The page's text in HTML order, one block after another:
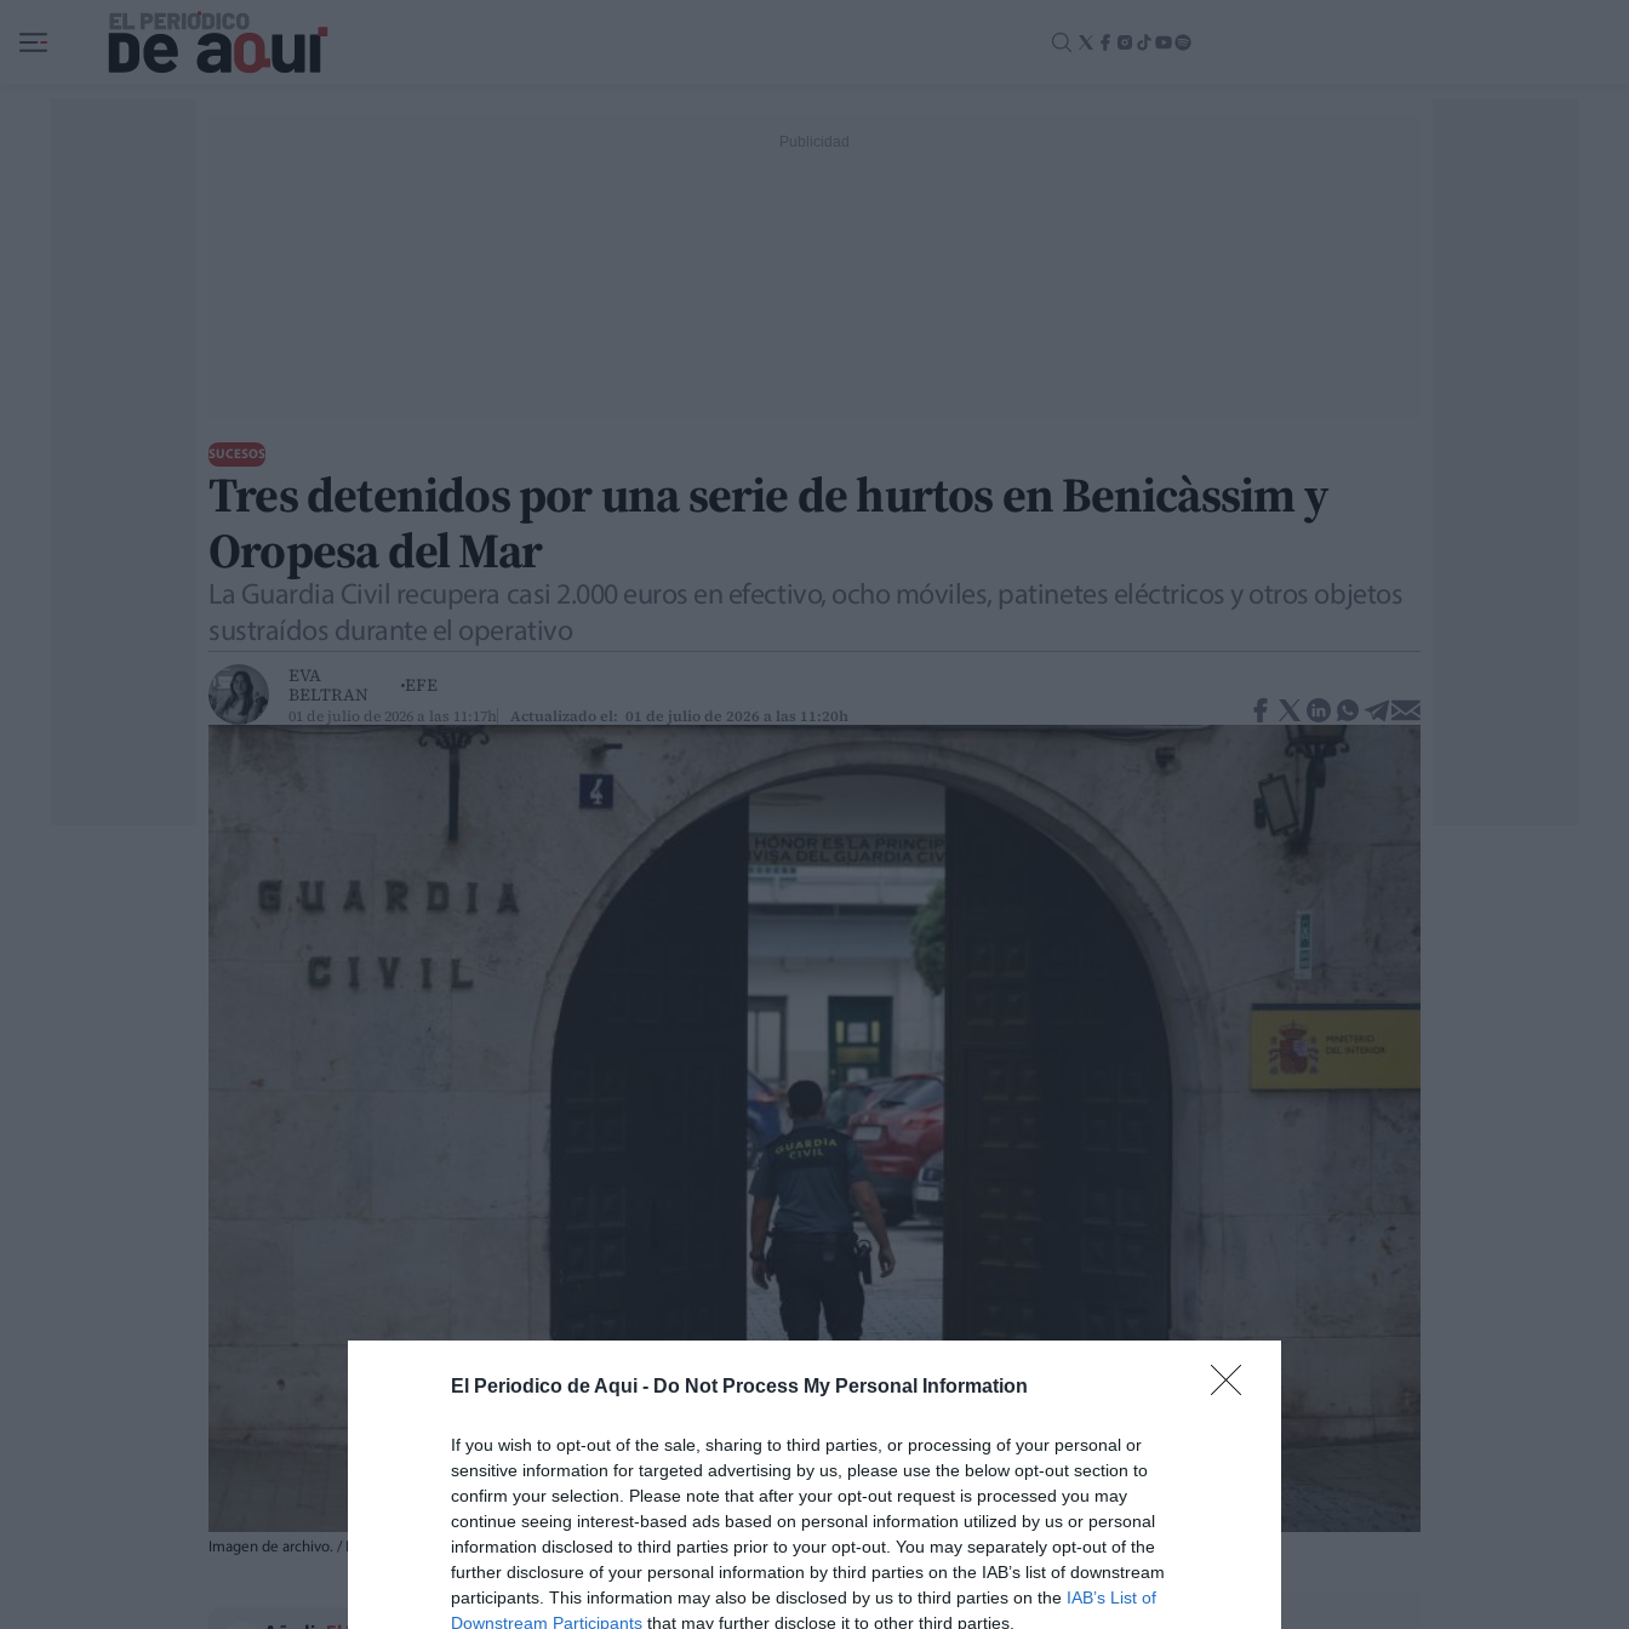
El Periodico de Aqui - Do Not Process My Personal Information
If you wish to opt-out of the sale, sharing to third parties, or processing of your personal or
sensitive information for targeted advertising by us, please use the below opt-out section to
confirm your selection. Please note that after your opt-out request is processed you may
continue seeing interest-based ads based on personal information utilized by us or personal
information disclosed to third parties prior to your opt-out. You may separately opt-out of the
further disclosure of your personal information by third parties on the IAB’s list of downstream
participants. This information may also be disclosed by us to third parties on the IAB’s List of
Downstream Participants that may further disclose it to other third parties.
Ir al contenido principal
SUCESOS
Tres detenidos por una serie de hurtos en Benicàssim y
Oropesa del Mar
La Guardia Civil recupera casi 2.000 euros en efectivo, ocho móviles, patinetes eléctricos y otros objetos
sustraídos durante el operativo
EVA
BELTRAN
EFE
01 de julio de 2026 a las 11:17h Actualizado el: 01 de julio de 2026 a las 11:20h
Imagen de archivo. / EFE/ Biel Aliño